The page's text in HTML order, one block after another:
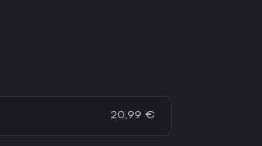
20,99 €